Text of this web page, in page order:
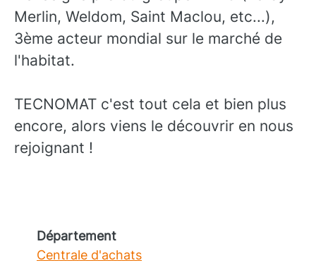
Merlin, Weldom, Saint Maclou, etc...),
3ème acteur mondial sur le marché de
l'habitat.
TECNOMAT c'est tout cela et bien plus
encore, alors viens le découvrir en nous
rejoignant !
Département
Centrale d'achats